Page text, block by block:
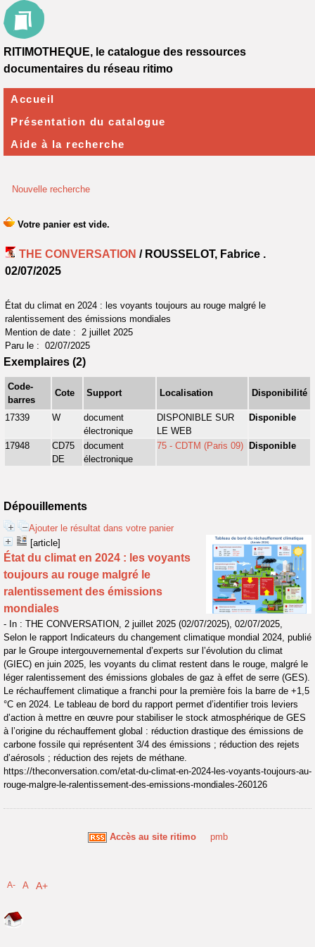
Nouvelle recherche
THE CONVERSATION / ROUSSELOT, Fabrice .
02/07/2025
État du climat en 2024 : les voyants toujours au rouge malgré le
ralentissement des émissions mondiales
Mention de date : 2 juillet 2025
Paru le : 02/07/2025
Exemplaires (2)
Code-
barres
Cote Support Localisation Disponibilité
17339 W
document
électronique
DISPONIBLE SUR
LE WEB
Disponible
17948
CD75
DE
document
électronique
75 - CDTM (Paris 09) Disponible
Dépouillements
Ajouter le résultat dans votre panier
[article]
État du climat en 2024 : les voyants
toujours au rouge malgré le
ralentissement des émissions
mondiales
- In : THE CONVERSATION, 2 juillet 2025 (02/07/2025), 02/07/2025,
Selon le rapport Indicateurs du changement climatique mondial 2024, publié
par le Groupe intergouvernemental d’experts sur l’évolution du climat
(GIEC) en juin 2025, les voyants du climat restent dans le rouge, malgré le
léger ralentissement des émissions globales de gaz à effet de serre (GES).
Le réchauffement climatique a franchi pour la première fois la barre de +1,5
°C en 2024. Le tableau de bord du rapport permet d’identifier trois leviers
d’action à mettre en œuvre pour stabiliser le stock atmosphérique de GES
à l’origine du réchauffement global : réduction drastique des émissions de
carbone fossile qui représentent 3/4 des émissions ; réduction des rejets
d’aérosols ; réduction des rejets de méthane.
https://theconversation.com/etat-du-climat-en-2024-les-voyants-toujours-au-
rouge-malgre-le-ralentissement-des-emissions-mondiales-260126
Accès au site ritimo pmb
RITIMOTHEQUE, le catalogue des ressources
documentaires du réseau ritimo
Accueil
Présentation du catalogue
Aide à la recherche
A- A A+